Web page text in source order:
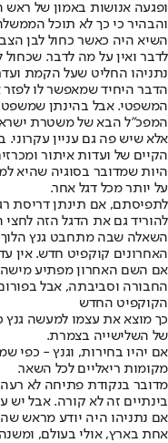
ופגעה אנושות באמון של ראש
והבהיר כי כך לא תוכל
השיא היה כאשר כחול לבן
לדבר ואין על מה לדבר. שכחול
נתניהו החליט שעל הקמת
הדבר היחיד שמאפשר לו
המשפטי. אבל בהינתן שמשפטו
המפכ"ל הבא של משטרת
אלא שיש פה גם עניין
הקיים של ועדות איתור
היות שמדובר בסוגיה שהיא
על יותר מכל דגל אחר.
לתפיסתם, אם תינתן דריסת
להוריד גם את הדגל הזה לחצי
השאלה שבה מתחבט גנץ הלוך
האחרונים קוקפיט חדש. אין
אם השם האחרון מפתיע
החבורה וסביבתה, אבל
הקוקפיט החדש
כך מוצא את עצמו למעשה גנץ
של השלישייה בצמרת.
אם יהיו בחירות, וגנץ - כפי
מקומות ריאליים לכל השאר.
מדובר בנקודת פתיחה לא רעה
בינתיים זה לא קורה. אבל יש
אם נתניהו היה יודע מראש
אחת בארץ, אולי בעולם,